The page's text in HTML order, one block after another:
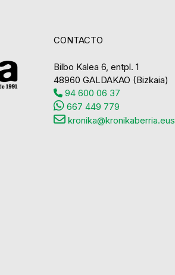
CONTACTO
Bilbo Kalea 6, entpl. 1
48960 GALDAKAO (Bizkaia)
94 600 06 37
667 449 779
kronika@kronikaberria.eus